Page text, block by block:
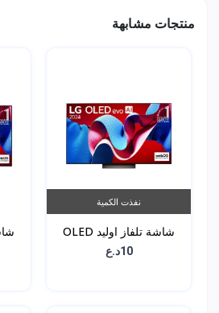
منتجات مشابهة
نفذت الكمية
شاشة تلفاز اوليد OLED
10د.ع